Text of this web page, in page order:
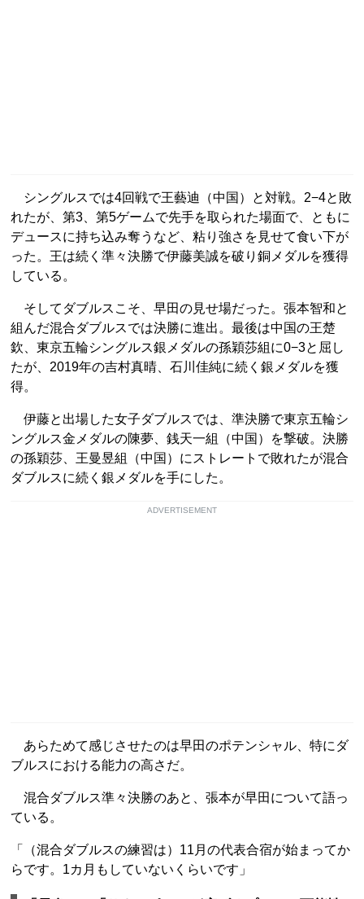
シングルスでは4回戦で王藝迪（中国）と対戦。2−4と敗
れたが、第3、第5ゲームで先手を取られた場面で、ともに
デュースに持ち込み奪うなど、粘り強さを見せて食い下が
った。王は続く準々決勝で伊藤美誠を破り銅メダルを獲得
している。
そしてダブルスこそ、早田の見せ場だった。張本智和と
組んだ混合ダブルスでは決勝に進出。最後は中国の王楚
欽、東京五輪シングルス銀メダルの孫穎莎組に0−3と屈し
たが、2019年の吉村真晴、石川佳純に続く銀メダルを獲
得。
伊藤と出場した女子ダブルスでは、準決勝で東京五輪シ
ングルス金メダルの陳夢、銭天一組（中国）を撃破。決勝
の孫穎莎、王曼昱組（中国）にストレートで敗れたが混合
ダブルスに続く銀メダルを手にした。
ADVERTISEMENT
あらためて感じさせたのは早田のポテンシャル、特にダ
ブルスにおける能力の高さだ。
混合ダブルス準々決勝のあと、張本が早田について語っ
ている。
「（混合ダブルスの練習は）11月の代表合宿が始まってか
らです。1カ月もしていないくらいです」